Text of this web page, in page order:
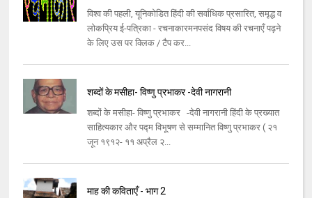
विश्व की पहली, यूनिकोडित हिंदी की सर्वाधिक प्रसारित, समृद्ध व
लोकप्रिय ई-पत्रिका - रचनाकारमनपसंद विषय की रचनाएँ पढ़ने
के लिए उस पर क्लिक / टैप कर...
शब्दों के मसीहा- विष्णु प्रभाकर -देवी नागरानी
शब्दों के मसीहा- विष्णु प्रभाकर -देवी नागरानी हिंदी के प्रख्यात
साहित्यकार और पद्म विभूषण से सम्मानित विष्णु प्रभाकर ( २१
जून १९१२- ११ अप्रैल २...
माह की कविताएँ - भाग 2